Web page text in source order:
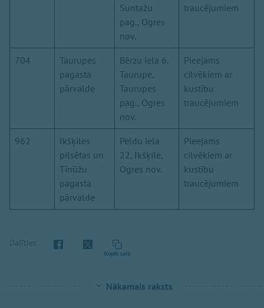
Suntažu
pag., Ogres
nov.
traucējumiem
704
Taurupes
pagasta
pārvalde
Bērzu iela 6,
Taurupe,
Taurupes
pag., Ogres
nov.
Pieejams
cilvēkiem ar
kustību
traucējumiem
962
Ikšķiles
pilsētas un
Tīnūžu
pagasta
pārvalde
Peldu iela
22, Ikšķile,
Ogres nov.
Pieejams
cilvēkiem ar
kustību
traucējumiem
Dalīties
Kopēt saiti
Nākamais raksts